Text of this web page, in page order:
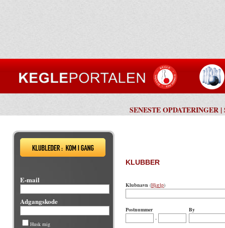
SENESTE OPDATERINGER |
E-mail
Adgangskode
Husk mig
KLUBBER
Klubnavn (Hjælp)
Postnummer
-
By